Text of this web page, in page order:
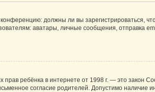
должны ли вы зарегистрироваться,
аватары, личные сообщения, отправка
прав ребёнка в интернете от 1998 г. — это закон
согласие родителей. Допустимо наличие